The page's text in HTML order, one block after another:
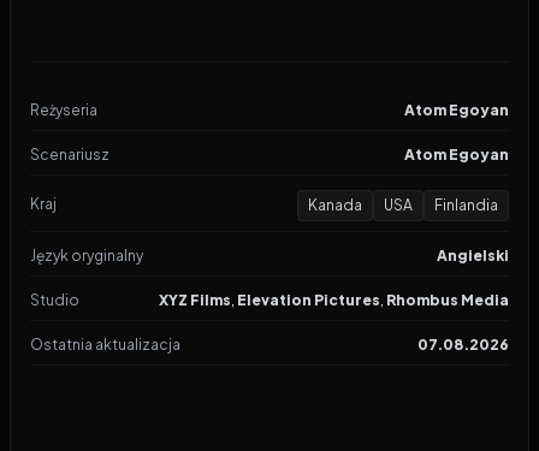
Reżyseria Atom Egoyan
Scenariusz Atom Egoyan
Kraj Kanada USA Finlandia
Język oryginalny Angielski
Studio XYZ Films, Elevation Pictures, Rhombus Media
Ostatnia aktualizacja 07.08.2026